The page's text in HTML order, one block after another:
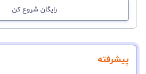
رایگان شروع کن
پیشرفته